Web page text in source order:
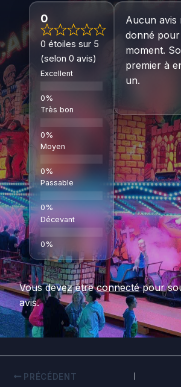
0
0 étoiles sur 5
(selon 0 avis)
Excellent
Très bon
Moyen
Passable
Décevant
Aucun avis
donné
moment.
premier à
un.
Vous devez êtreconnectépour
avis.
PRÉCÉDENT